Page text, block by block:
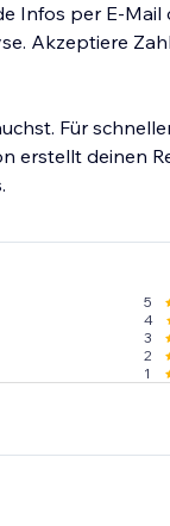
Infos per E-Mail
Akzeptiere
Für
erstellt deinen
5
4
3
2
1